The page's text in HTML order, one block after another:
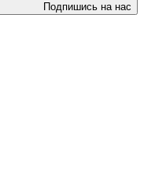
Подпишись на нас